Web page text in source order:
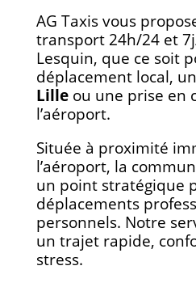
AG Taxis vous
transport 24h/24 et
Lesquin, que ce soit
déplacement local,
Lilleou une prise en
l’aéroport.
Située à proximité
l’aéroport, la
un point stratégique
déplacements
personnels. Notre
un trajet rapide,
stress.